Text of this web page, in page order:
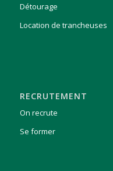
Détourage
Location de trancheuses
RECRUTEMENT
On recrute
Se former